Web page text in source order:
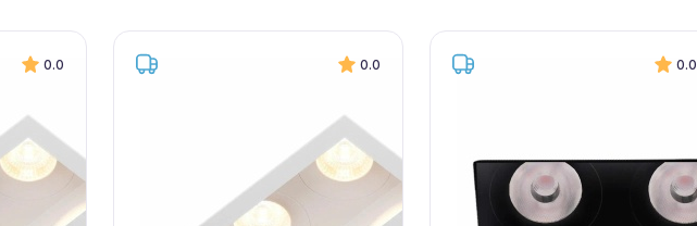
0.0 0.0 0.0